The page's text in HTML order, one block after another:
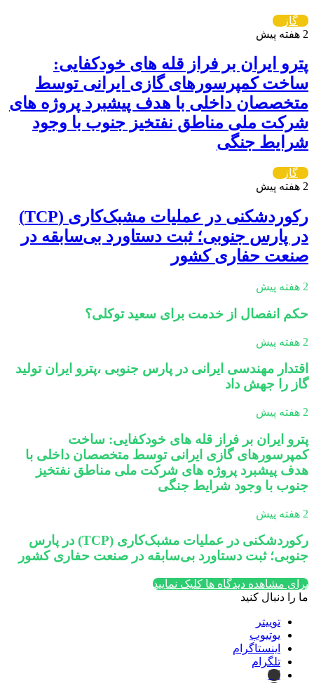
گاز
2 هفته پیش
پترو ایران بر فراز قله های خودکفایی:
ساخت کمپرسورهای گازی ایرانی توسط
متخصصان داخلی با هدف پیشبرد پروژه های
شرکت ملی مناطق نفتخیز جنوب با وجود
شرایط جنگی
گاز
2 هفته پیش
رکوردشکنی در عملیات مشبک‌کاری (TCP)
در پارس جنوبی؛ ثبت دستاورد بی‌سابقه در
صنعت حفاری کشور
2 هفته پیش
حکم انفصال از خدمت برای سعید توکلی؟
2 هفته پیش
اقتدار مهندسی ایرانی در پارس جنوبی ،پترو ایران تولید
گاز را جهش داد
2 هفته پیش
پترو ایران بر فراز قله های خودکفایی: ساخت
کمپرسورهای گازی ایرانی توسط متخصصان داخلی با
هدف پیشبرد پروژه های شرکت ملی مناطق نفتخیز
جنوب با وجود شرایط جنگی
2 هفته پیش
رکوردشکنی در عملیات مشبک‌کاری (TCP) در پارس
جنوبی؛ ثبت دستاورد بی‌سابقه در صنعت حفاری کشور
برای مشاهده دیدگاه ها کلیک نمایید
ما را دنبال کنید
توییتر
یوتیوب
اینستاگرام
تلگرام
ایتا